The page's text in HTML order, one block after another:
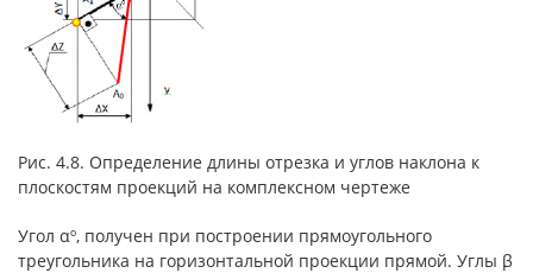
Рис. 4.8. Определение длины отрезка и углов наклона к
плоскостям проекций на комплексном чертеже
Угол αº, получен при построении прямоугольного
треугольника на горизонтальной проекции прямой. Углы β